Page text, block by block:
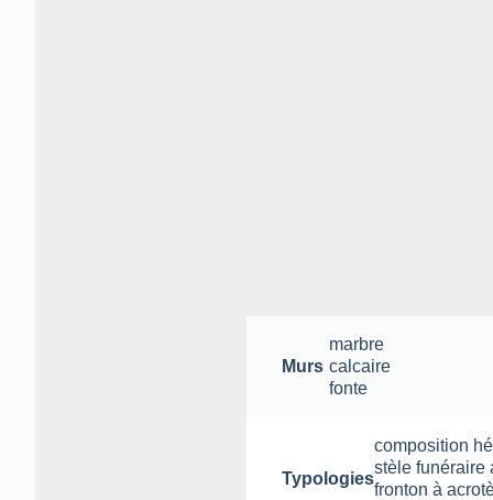
Murs
marbre
calcaire
fonte
Typologies
composition
stèle funéraire
fronton à